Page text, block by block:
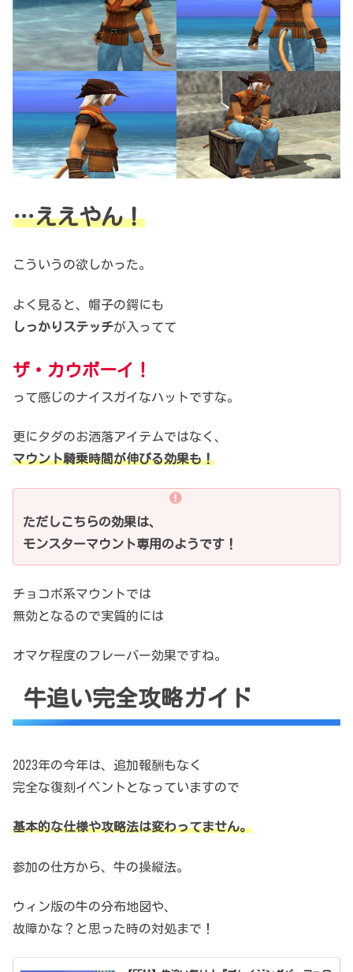
…ええやん！
こういうの欲しかった。
よく見ると、帽子の鍔にも
しっかりステッチが入ってて
ザ・カウボーイ！
って感じのナイスガイなハットですな。
更にタダのお洒落アイテムではなく、
マウント騎乗時間が伸びる効果も！
ただしこちらの効果は、
モンスターマウント専用のようです！
チョコボ系マウントでは
無効となるので実質的には
オマケ程度のフレーバー効果ですね。
牛追い完全攻略ガイド
2023年の今年は、追加報酬もなく
完全な復刻イベントとなっていますので
基本的な仕様や攻略法は変わってません。
参加の仕方から、牛の操縦法。
ウィン版の牛の分布地図や、
故障かな？と思った時の対処まで！